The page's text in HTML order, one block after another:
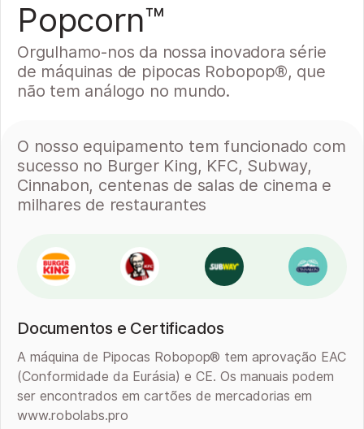
Popcorn™
Orgulhamo-nos da nossa inovadora série
de máquinas de pipocas Robopop®, que
não tem análogo no mundo.
O nosso equipamento tem funcionado com
sucesso no Burger King, KFC, Subway,
Cinnabon, centenas de salas de cinema e
milhares de restaurantes
Documentos e Certificados
A máquina de Pipocas Robopop® tem aprovação EAC
(Conformidade da Eurásia) e CE. Os manuais podem
ser encontrados em cartões de mercadorias em
www.robolabs.pro